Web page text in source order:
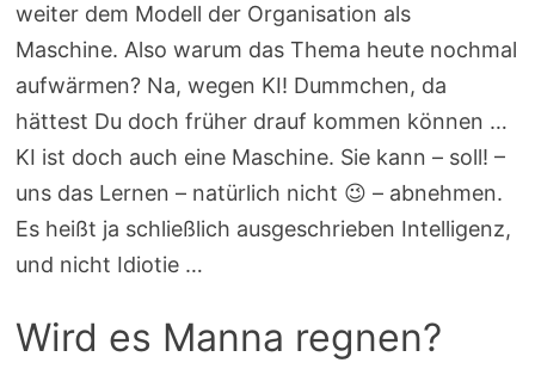
weiter dem Modell der Organisation als
Maschine. Also warum das Thema heute nochmal
aufwärmen? Na, wegen KI! Dummchen, da
hättest Du doch früher drauf kommen können …
KI ist doch auch eine Maschine. Sie kann – soll! –
uns das Lernen – natürlich nicht 😉 – abnehmen.
Es heißt ja schließlich ausgeschrieben Intelligenz,
und nicht Idiotie …
Wird es Manna regnen?